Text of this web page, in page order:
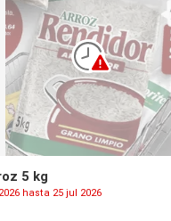
5 kg
hasta 25 jul 2026